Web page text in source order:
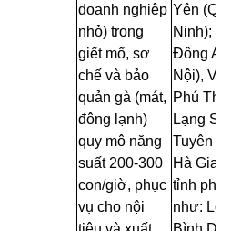
doanh nghiệp
nhỏ) trong
giết mổ, sơ
chế và bảo
quản gà (mát,
đông lạnh)
quy mô năng
suất 200-300
con/giờ, phục
vụ cho nội
Yên
Ninh);
Đông
Nội),
Phú
Lạng
Tuyên
Hà
tỉnh phía
như: